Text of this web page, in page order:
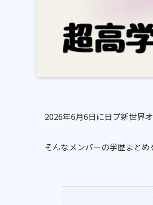
2026年6月6日に日プ新世界
そんなメンバーの学歴まと